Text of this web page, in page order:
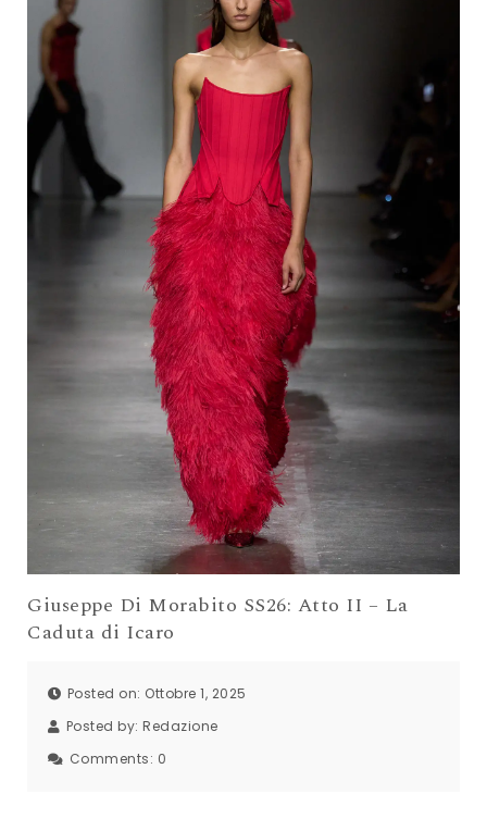
Giuseppe Di Morabito SS26: Atto II – La
Caduta di Icaro
Posted on: Ottobre 1, 2025
Posted by: Redazione
Comments: 0